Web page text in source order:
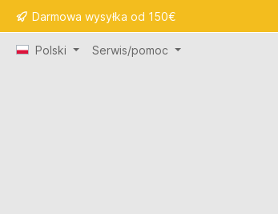
Przejdź do głównej nawigacji
Darmowa wysyłka od 150€
Polski Serwis/pomoc